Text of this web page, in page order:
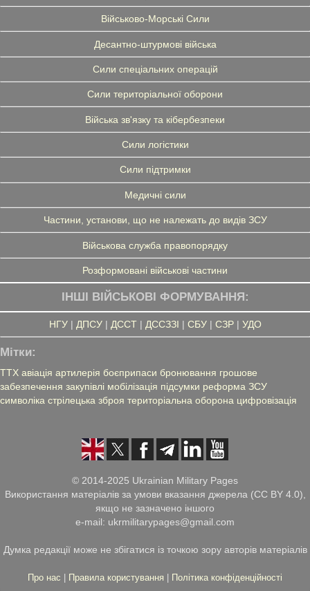
Військово-Морські Сили
Десантно-штурмові війська
Сили спеціальних операцій
Сили територіальної оборони
Війська зв'язку та кібербезпеки
Сили логістики
Сили підтримки
Медичні сили
Частини, установи, що не належать до видів ЗСУ
Військова служба правопорядку
Розформовані військові частини
ІНШІ ВІЙСЬКОВІ ФОРМУВАННЯ:
НГУ| ДПСУ| ДССТ| ДССЗЗІ | СБУ| СЗР| УДО
Мітки:
ТТХ авіація артилерія боєприпаси бронювання грошове
забезпечення закупівлі мобілізація підсумки реформа ЗСУ
символіка стрілецька зброя територіальна оборона цифровізація
© 2014-2025 Ukrainian Military Pages
Використання матеріалів за умови вказання джерела (CC BY 4.0),
якщо не зазначено іншого
e-mail: ukrmilitarypages@gmail.com
Думка редакції може не збігатися із точкою зору авторів матеріалів
Про нас Правила користування Політика конфіденційності